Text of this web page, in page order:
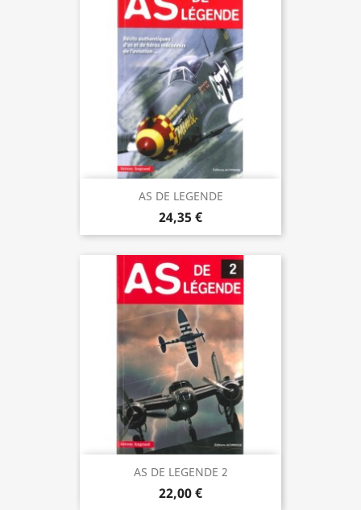
AS DE LEGENDE
24,35 €
AS DE LEGENDE 2
22,00 €